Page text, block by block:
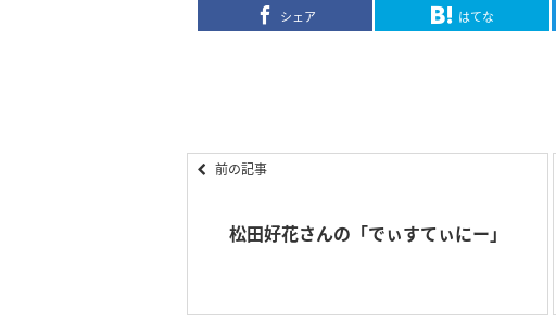
シェア はてな
前の記事
松田好花さんの「でぃすてぃにー」